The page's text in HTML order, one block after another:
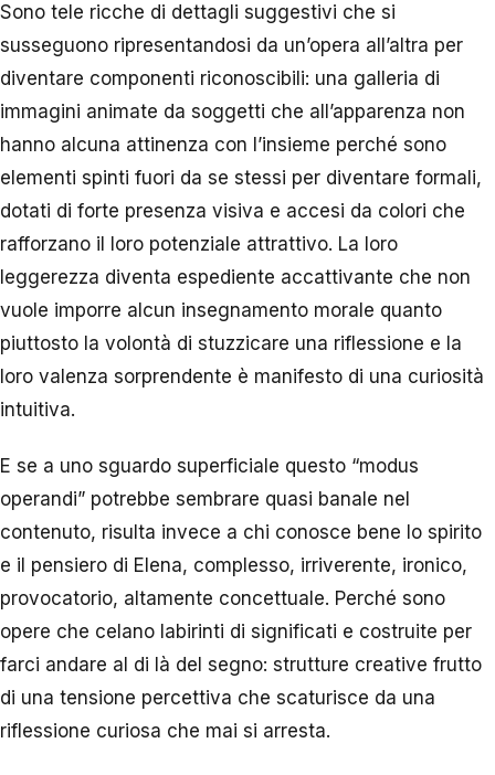
Sono tele ricche di dettagli suggestivi che si
susseguono ripresentandosi da un’opera all’altra per
diventare componenti riconoscibili: una galleria di
immagini animate da soggetti che all’apparenza non
hanno alcuna attinenza con l’insieme perché sono
elementi spinti fuori da se stessi per diventare formali,
dotati di forte presenza visiva e accesi da colori che
rafforzano il loro potenziale attrattivo. La loro
leggerezza diventa espediente accattivante che non
vuole imporre alcun insegnamento morale quanto
piuttosto la volontà di stuzzicare una riflessione e la
loro valenza sorprendente è manifesto di una curiosità
intuitiva.
E se a uno sguardo superficiale questo “modus
operandi” potrebbe sembrare quasi banale nel
contenuto, risulta invece a chi conosce bene lo spirito
e il pensiero di Elena, complesso, irriverente, ironico,
provocatorio, altamente concettuale. Perché sono
opere che celano labirinti di significati e costruite per
farci andare al di là del segno: strutture creative frutto
di una tensione percettiva che scaturisce da una
riflessione curiosa che mai si arresta.